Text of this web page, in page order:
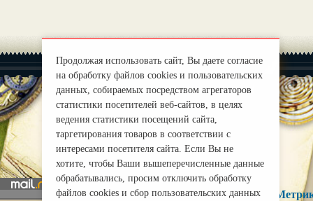
О нас |
mirprognoz@mail.ru
Продолжая использовать сайт, Вы даете согласие
на обработку файлов cookies и пользовательских
данных, собираемых посредством агрегаторов
статистики посетителей веб-сайтов, в целях
ведения статистики посещений сайта,
таргетирования товаров в соответствии с
интересами посетителя сайта. Если Вы не
хотите, чтобы Ваши вышеперечисленные данные
обрабатывались, просим отключить обработку
файлов cookies и сбор пользовательских данных